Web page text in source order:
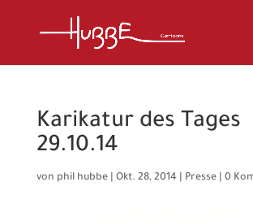
Karikatur des Tages
29.10.14
von phil hubbe| Okt. 28, 2014| Presse| 0